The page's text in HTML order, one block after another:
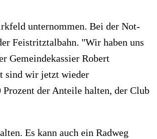
unternommen. Bei der Not-
Feistritztalbahn. "Wir haben uns
Gemeindekassier Robert
sind wir jetzt wieder
der Anteile halten, der Club
Es kann auch ein Radweg